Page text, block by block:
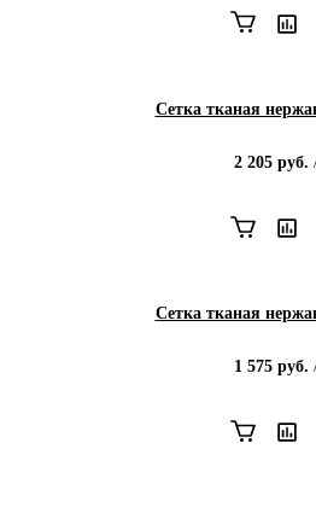
Сетка тканая
2 205 руб.
Сетка тканая
1 575 руб.